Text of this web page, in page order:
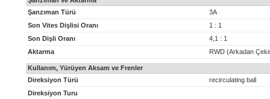
Şanzıman Türü
3A
Son Vites Dişlisi Oranı
1 : 1
Son Dişli Oranı
4,1 : 1
Aktarma
RWD (Arkadan
Kullanım, Yürüyen Aksam ve Frenler
Direksiyon Türü
recirculating ball
Direksiyon Turu